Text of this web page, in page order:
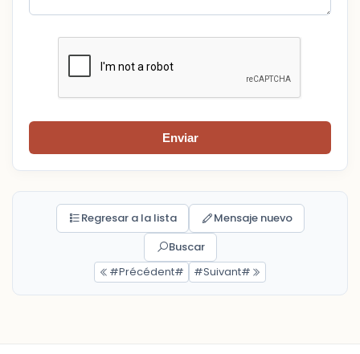
Enviar
Regresar a la lista
Mensaje nuevo
Buscar
#Précédent#
#Suivant#